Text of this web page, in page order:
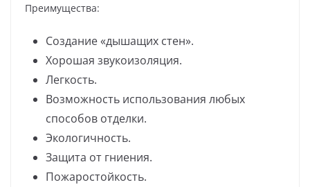
Преимущества:
Создание «дышащих стен».
Хорошая звукоизоляция.
Легкость.
Возможность использования любых
способов отделки.
Экологичность.
Защита от гниения.
Пожаростойкость.